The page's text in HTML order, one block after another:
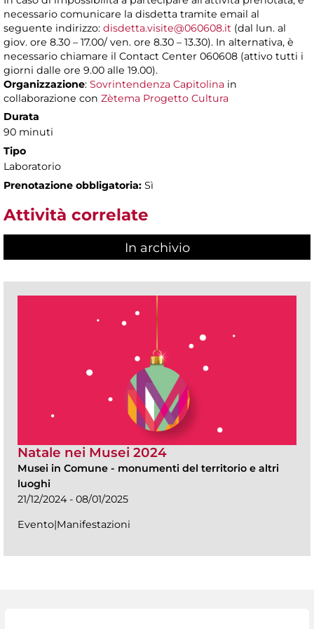
necessario comunicare la disdetta tramite email al
seguente indirizzo: disdetta.visite@060608.it (dal lun. al
giov. ore 8.30 – 17.00/ ven. ore 8.30 – 13.30). In alternativa, è
necessario chiamare il Contact Center 060608 (attivo tutti i
giorni dalle ore 9.00 alle 19.00).
Organizzazione: Sovrintendenza Capitolina in
collaborazione con Zètema Progetto Cultura
Durata
90 minuti
Tipo
Laboratorio
Prenotazione obbligatoria: Sì
Attività correlate
In archivio
Natale nei Musei 2024
Musei in Comune - monumenti del territorio e altri
luoghi
21/12/2024 - 08/01/2025
Evento|Manifestazioni